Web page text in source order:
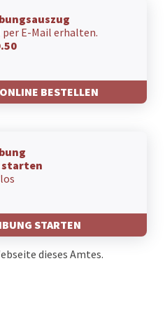
per E-Mail erhalten.
BESTELLEN
starten
STARTEN
dieses Amtes.